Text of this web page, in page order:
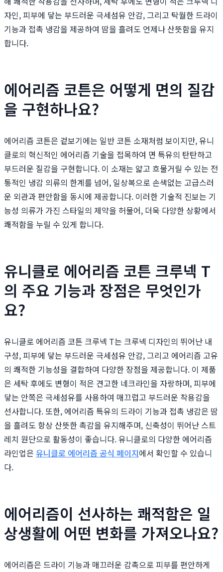
자인, 피부에 닿는 부드러운 극세섬유 안감, 그리고 탁월한 드라이
기능과 접촉 냉감을 제공하여 땀을 흘려도 언제나 산뜻함을 유지
합니다.
에어리즘 코튼은 어떻게 면의 질감
을 구현하나요?
에어리즘 코튼은 겉보기에는 일반 코튼 소재처럼 보이지만, 유니
클로의 혁신적인 에어리즘 기술을 접목하여 면 특유의 탄탄하고
부드러운 질감을 구현합니다. 이 소재는 얇고 흐물거릴 수 있는 전
통적인 냉감 의류의 한계를 넘어, 일상복으로 손색없는 고급스러
운 외관과 편안함을 동시에 제공합니다. 이러한 기술적 진보는 기
능성 의류가 가진 스타일의 제약을 허물어, 더욱 다양한 상황에서
쾌적함을 누릴 수 있게 합니다.
유니클로 에어리즘 코튼 크루넥 T
의 주요 기능과 장점은 무엇인가
요?
유니클로 에어리즘 코튼 크루넥 T는 크루넥 디자인의 뛰어난 내
구성, 피부에 닿는 부드러운 극세섬유 안감, 그리고 에어리즘 고유
의 쾌적한 기능성을 결합하여 다양한 장점을 제공합니다. 이 제품
은 세탁 후에도 변형이 적은 견고한 네크라인을 자랑하며, 피부에
닿는 안쪽은 극세섬유를 사용하여 매끄럽고 부드러운 착용감을
선사합니다. 또한, 에어리즘 특유의 드라이 기능과 접촉 냉감은 땀
을 흘려도 항상 산뜻한 촉감을 유지해주며, 신축성이 뛰어난 스트
레치 원단으로 활동성이 좋습니다. 유니클로의 다양한 에어리즘
라인업은 유니클로 에어리즘 공식 페이지에서 확인할 수 있습니
다.
에어리즘이 선사하는 쾌적함은 일
상생활에 어떤 변화를 가져오나요?
에어리즘은 드라이 기능과 매끄러운 감촉으로 피부를 편안하게